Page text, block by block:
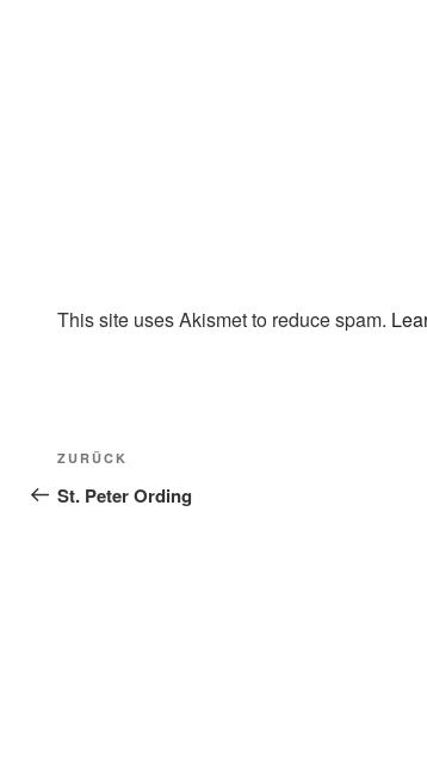
This site uses Akismet to reduce spam.
Beitragsnavigation
Vorheriger
Beitrag
ZURÜCK
St. Peter Ording